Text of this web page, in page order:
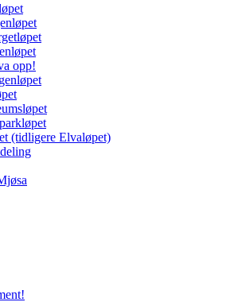
opp!
(tidligere Elvaløpet)